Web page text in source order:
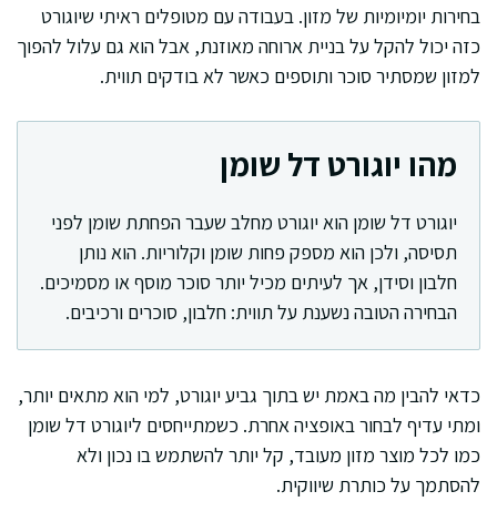
בחירות יומיומיות של מזון. בעבודה עם מטופלים ראיתי שיוגורט
כזה יכול להקל על בניית ארוחה מאוזנת, אבל הוא גם עלול להפוך
למזון שמסתיר סוכר ותוספים כאשר לא בודקים תווית.
מהו יוגורט דל שומן
יוגורט דל שומן הוא יוגורט מחלב שעבר הפחתת שומן לפני
תסיסה, ולכן הוא מספק פחות שומן וקלוריות. הוא נותן
חלבון וסידן, אך לעיתים מכיל יותר סוכר מוסף או מסמיכים.
הבחירה הטובה נשענת על תווית: חלבון, סוכרים ורכיבים.
כדאי להבין מה באמת יש בתוך גביע יוגורט, למי הוא מתאים יותר,
ומתי עדיף לבחור באופציה אחרת. כשמתייחסים ליוגורט דל שומן
כמו לכל מוצר מזון מעובד, קל יותר להשתמש בו נכון ולא
להסתמך על כותרת שיווקית.